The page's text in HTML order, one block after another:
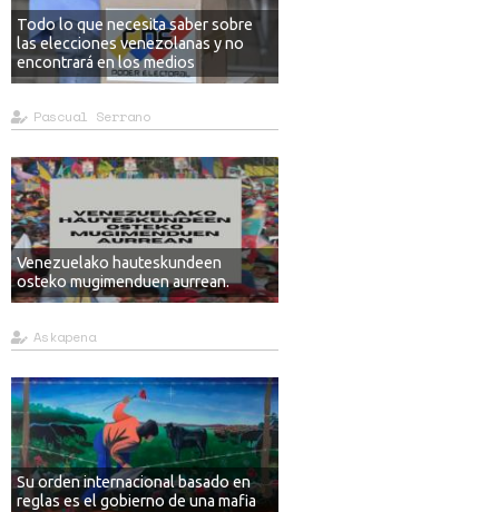
Todo lo que necesita saber sobre
las elecciones venezolanas y no
encontrará en los medios
Pascual Serrano
Venezuelako hauteskundeen
osteko mugimenduen aurrean.
Askapena
Su orden internacional basado en
reglas es el gobierno de una mafia